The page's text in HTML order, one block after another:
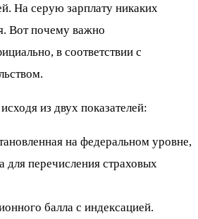
На серую зарплату никаких
Вот почему важно
в соответствии с
из двух показателей:
на федеральном уровне,
для перечисления страховых
балла с индексацией.